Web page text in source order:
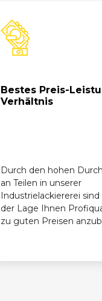
Bestes Preis-
Verhältnis
Durch den hohen
an Teilen in unserer
Industrielackiererei sind
der Lage Ihnen
zu guten Preisen